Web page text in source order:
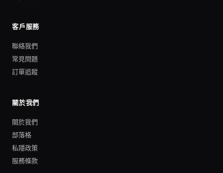
客戶服務
聯絡我們
常見問題
訂單追蹤
關於我們
關於我們
部落格
私隱政策
服務條款